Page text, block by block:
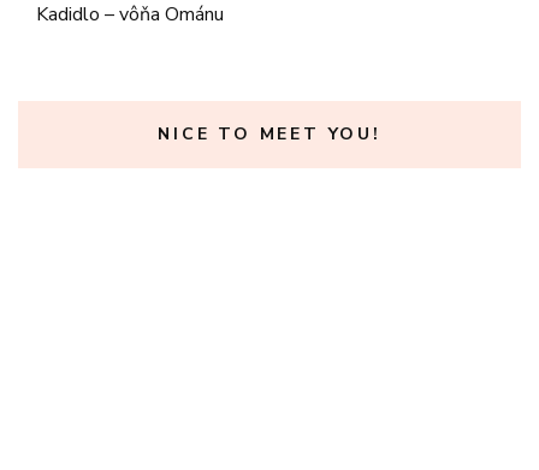
Kadidlo – vôňa Ománu
NICE TO MEET YOU!